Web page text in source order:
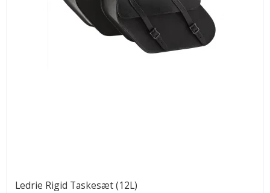
Ledrie Rigid Taskesæt (12L)